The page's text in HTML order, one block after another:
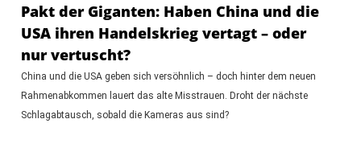
Pakt der Giganten: Haben China und die
USA ihren Handelskrieg vertagt – oder
nur vertuscht?
China und die USA geben sich versöhnlich – doch hinter dem neuen
Rahmenabkommen lauert das alte Misstrauen. Droht der nächste
Schlagabtausch, sobald die Kameras aus sind?